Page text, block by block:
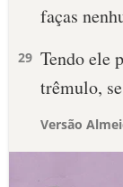
faças
29 Tendo ele
trêmulo,
Versão